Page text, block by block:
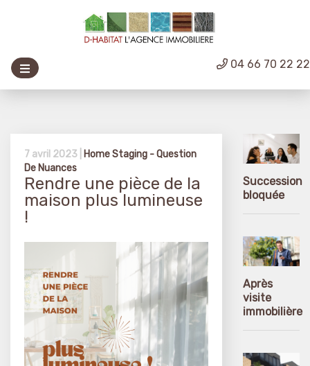
04 66 70 22 22
7 avril 2023 |
Home Staging - Question
De Nuances
Rendre une pièce de la
maison plus lumineuse
!
Succession
bloquée
Après
visite
immobilière